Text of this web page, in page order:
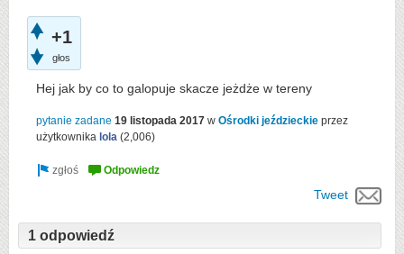
+1
głos
Hej jak by co to galopuje skacze jeżdże w tereny
pytanie zadane 19 listopada 2017 w Ośrodki jeździeckie przez
użytkownika lola (2,006)
Tweet
1 odpowiedź